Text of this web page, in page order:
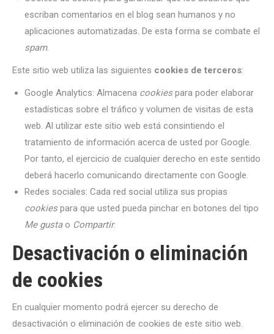
escriban comentarios en el blog sean humanos y no
aplicaciones automatizadas. De esta forma se combate el
spam.
Este sitio web utiliza las siguientes cookies de terceros:
Google Analytics: Almacena cookiespara poder elaborar
estadísticas sobre el tráfico y volumen de visitas de esta
web. Al utilizar este sitio web está consintiendo el
tratamiento de información acerca de usted por Google.
Por tanto, el ejercicio de cualquier derecho en este sentido
deberá hacerlo comunicando directamente con Google.
Redes sociales: Cada red social utiliza sus propias
cookiespara que usted pueda pinchar en botones del tipo
Me gustao Compartir.
Desactivación o eliminación
de cookies
En cualquier momento podrá ejercer su derecho de
desactivación o eliminación de cookies de este sitio web.